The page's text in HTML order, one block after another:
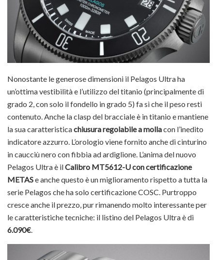
Nonostante le generose dimensioni il Pelagos Ultra ha
un’ottima vestibilità e l’utilizzo del titanio (principalmente di
grado 2, con solo il fondello in grado 5) fa sì che il peso resti
contenuto. Anche la clasp del bracciale è in titanio e mantiene
la sua caratteristicachiusura regolabile a mollacon l’inedito
indicatore azzurro. L’orologio viene fornito anche di cinturino
in caucciù nero con fibbia ad ardiglione. L’anima del nuovo
Pelagos Ultra è ilCalibro MT5612-U con certificazione
METASe anche questo è un miglioramento rispetto a tutta la
serie Pelagos che ha solo certificazione COSC. Purtroppo
cresce anche il prezzo, pur rimanendo molto interessante per
le caratteristiche tecniche: il listino del Pelagos Ultra è di
6.090€.